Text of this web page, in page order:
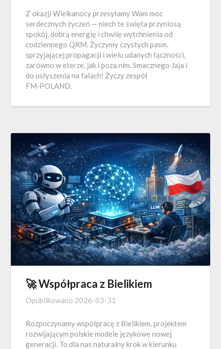
Z okazji Wielkanocy przesyłamy Wam moc
serdecznych życzeń — niech te święta przyniosą
spokój, dobrą energię i chwilę wytchnienia od
codziennego QRM. Życzymy czystych pasm,
sprzyjającej propagacji i wielu udanych łączności,
zarówno w eterze, jak i poza nim. Smacznego Jaja i
do usłyszenia na falach! Życzy zespół
FM‑POLAND.
🚀 Współpraca z Bielikiem
Opublikowano 2026-03-31
Rozpoczynamy współpracę z Bielikiem, projektem
rozwijającym polskie modele językowe nowej
generacji. To dla nas naturalny krok w kierunku